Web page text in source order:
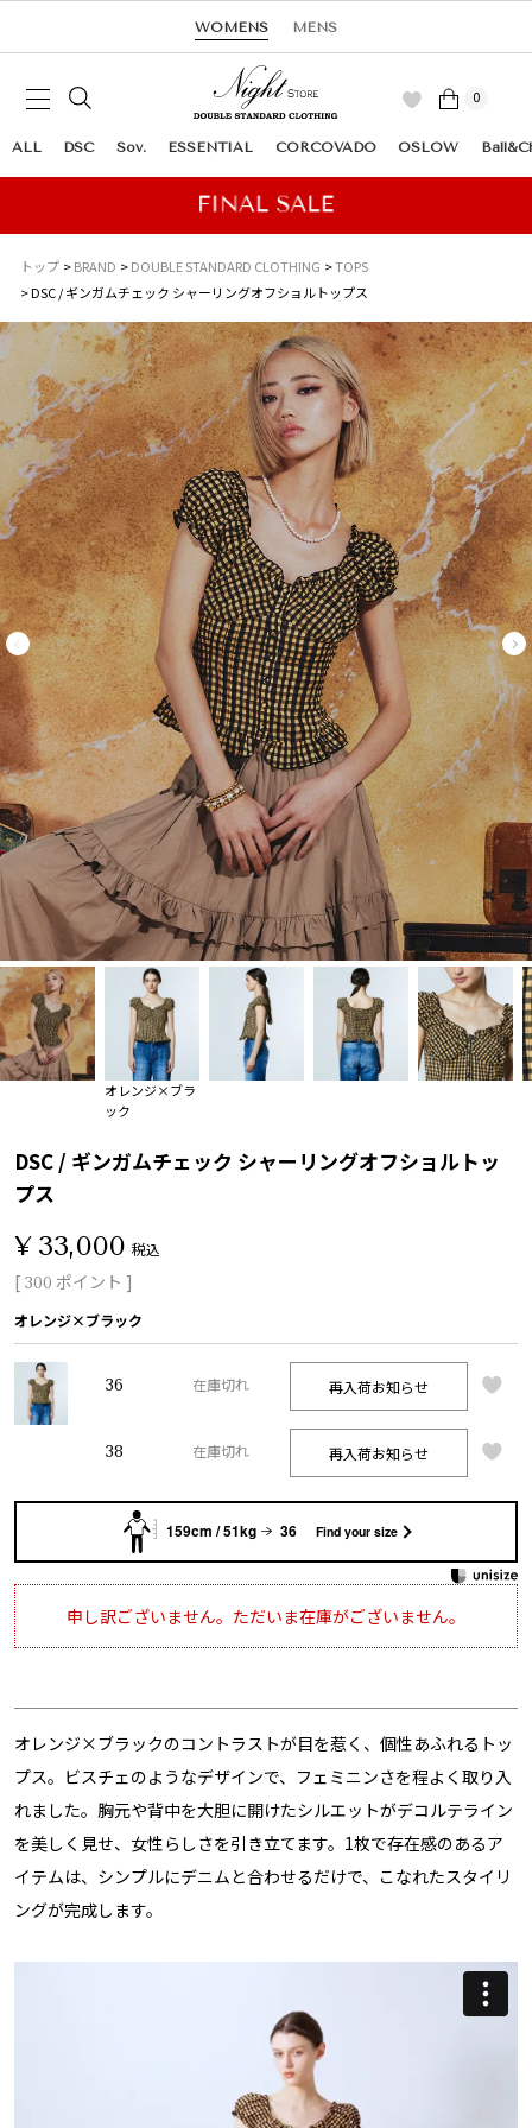
WOMENS MENS
0
ALL DSC Sov. ESSENTIAL CORCOVADO OSLOW
トップ BRAND DOUBLE STANDARD CLOTHING
TOPS
DSC / ギンガムチェック シャーリングオフショルトップス
オレンジ×ブラ
ック
DSC / ギンガムチェック シャーリングオフショルトッ
プス
¥ 33,000 税込
[ 300 ポイント ]
オレンジ×ブラック
36 在庫切れ 再入荷お知らせ
38 在庫切れ 再入荷お知らせ
159cm / 51kg 36 Find your size
申し訳ございません。ただいま在庫がございません。
オレンジ×ブラックのコントラストが目を惹く、個性あふれるトッ
プス。ビスチェのようなデザインで、フェミニンさを程よく取り入
れました。胸元や背中を大胆に開けたシルエットがデコルテライン
を美しく見せ、女性らしさを引き立てます。1枚で存在感のあるア
イテムは、シンプルにデニムと合わせるだけで、こなれたスタイリ
ングが完成します。